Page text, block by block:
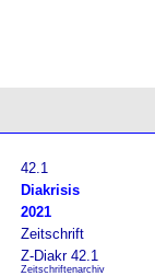
42.1
Diakrisis
2021
Zeitschrift
Z-Diakr 42.1
Zeitschriftenarchiv